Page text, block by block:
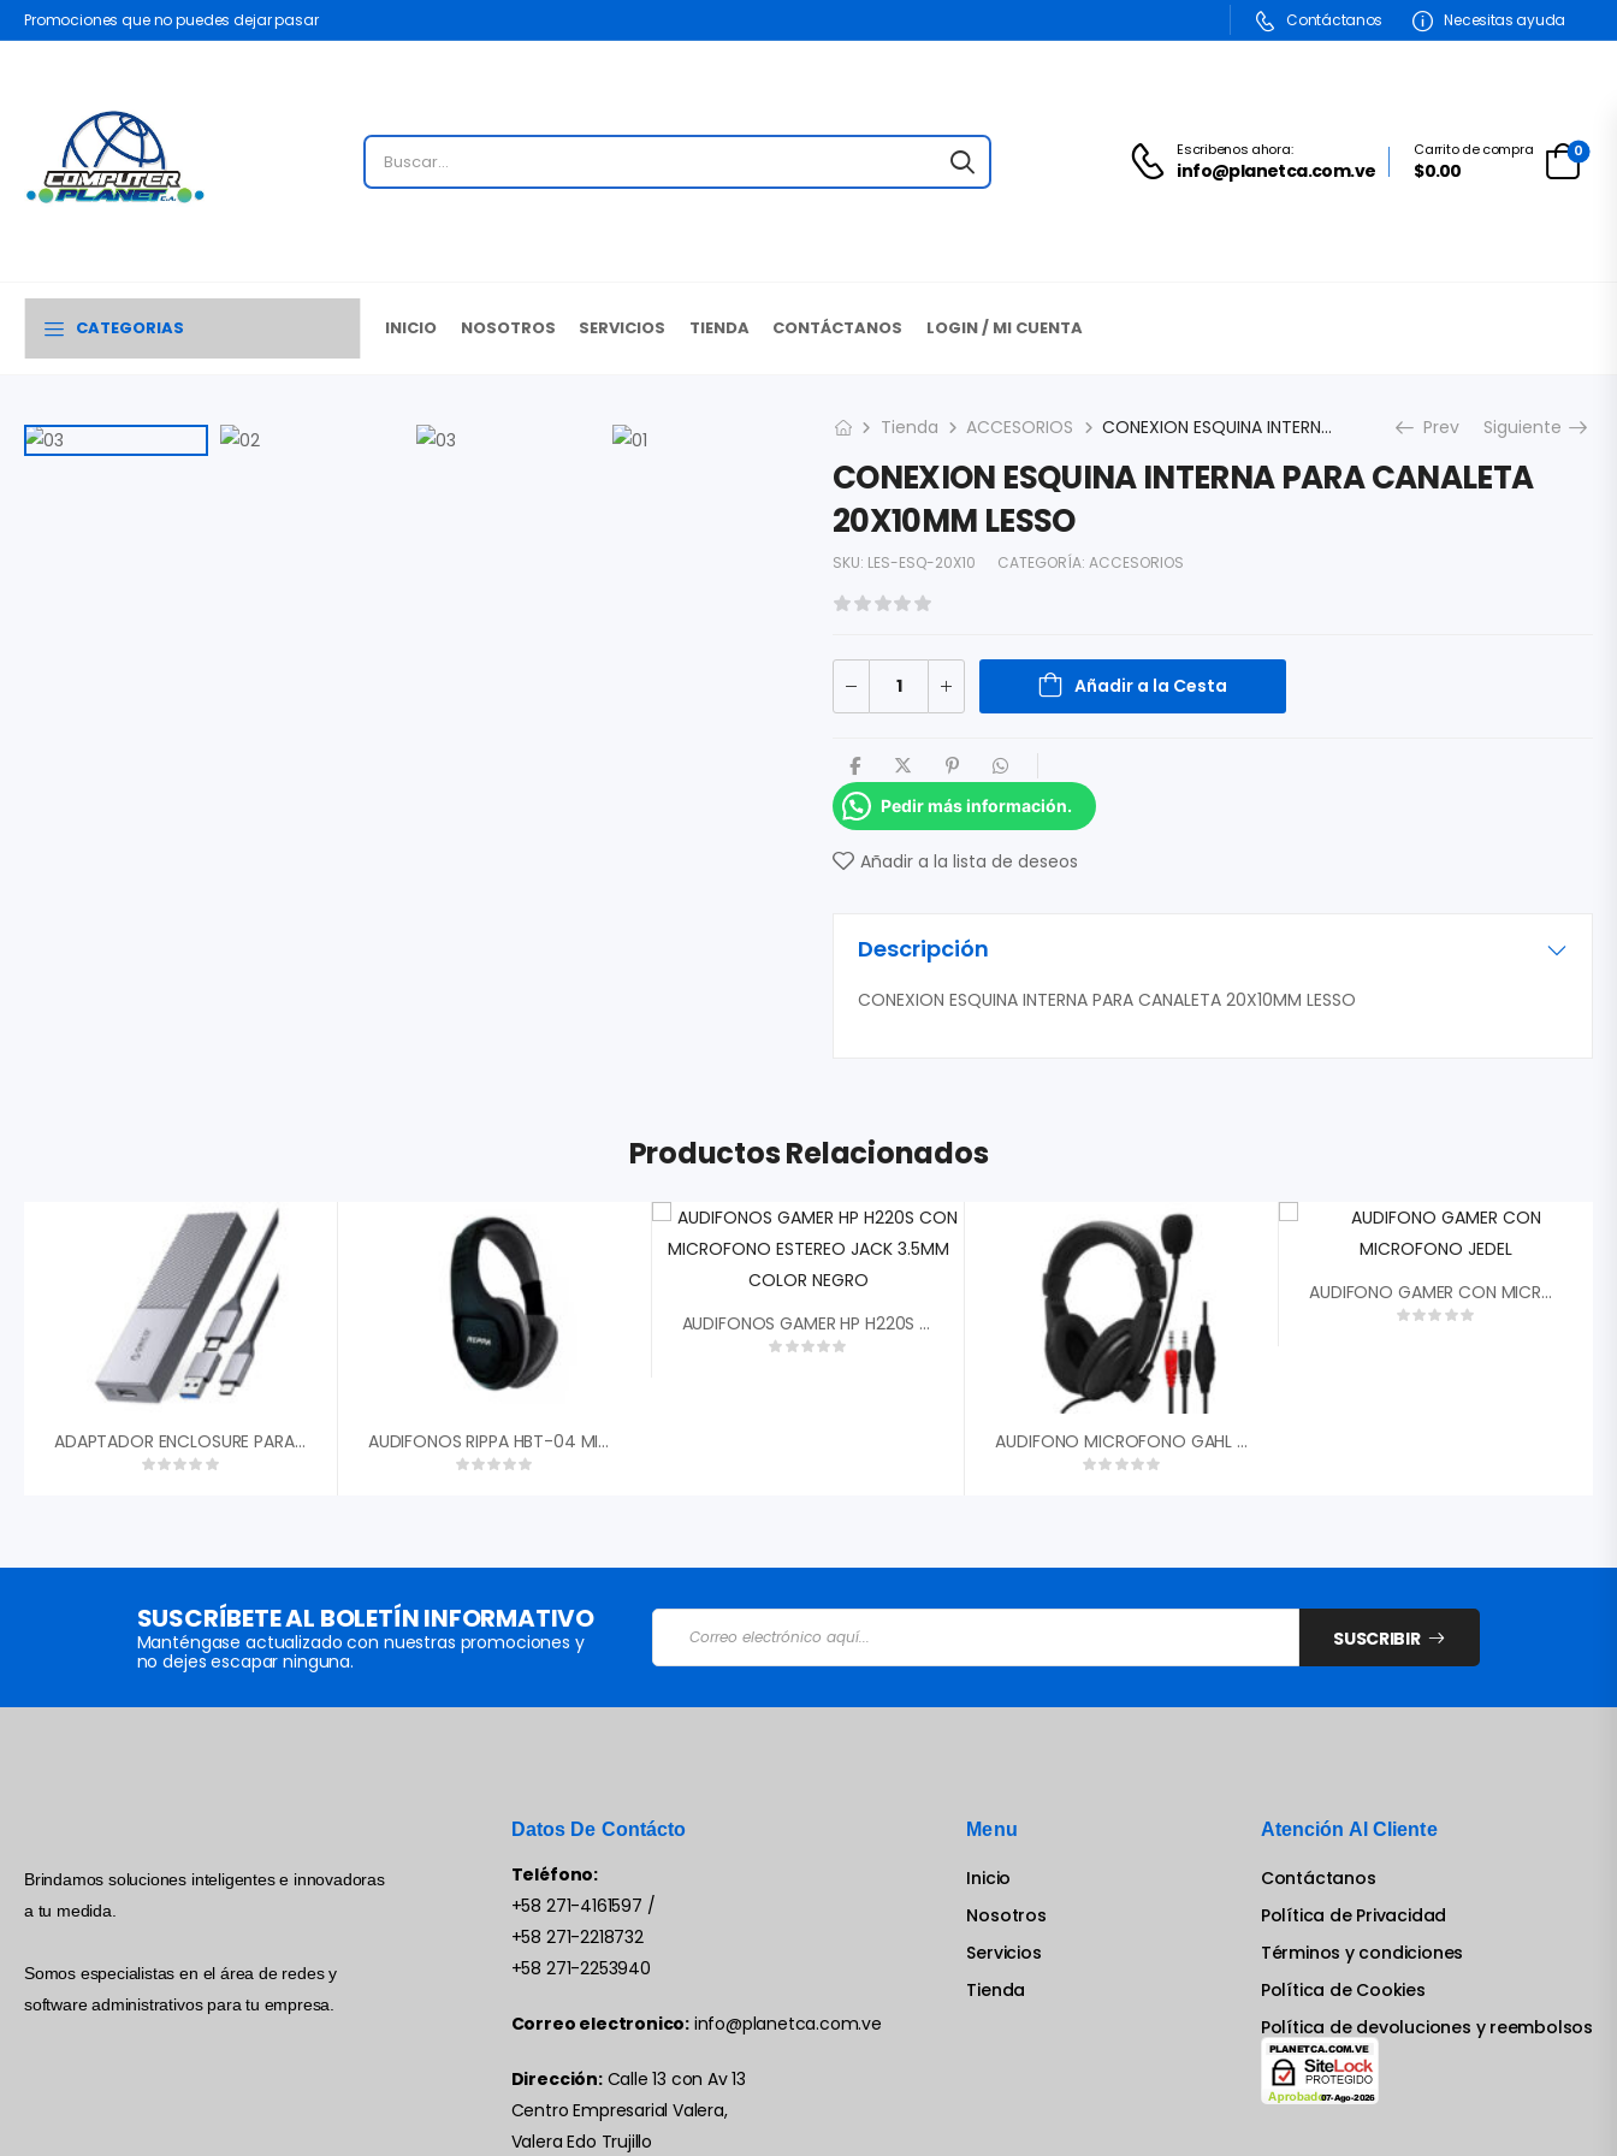
Promociones que no puedes dejar pasar Contáctanos Necesitas ayuda
Escribenos ahora:
info@planetca.com.ve
Carrito de compra
$0.00
0
CATEGORIAS INICIO NOSOTROS SERVICIOS TIENDA CONTÁCTANOS LOGIN / MI CUENTA
Tienda ACCESORIOS CONEXION ESQUINA INTERNA PARA CANALETA 20X10MM LESSO Prev Siguiente
CONEXION ESQUINA INTERNA PARA CANALETA
20X10MM LESSO
SKU: LES-ESQ-20X10 CATEGORÍA: ACCESORIOS
Añadir a la Cesta
Pedir más información.
Añadir a la lista de deseos
Descripción
CONEXION ESQUINA INTERNA PARA CANALETA 20X10MM LESSO
Productos Relacionados
ADAPTADOR ENCLOSURE PARA DISCO M.2 NVME CARCASA DE ALUMINIO USB 3.2 GEN2 Y TIPO C AUDIFONOS RIPPA HBT-04 MICROFONO SD CARD BLUETOOH INALAMBRICO / FM RADIO NEGRO A151013-N
AUDIFONOS GAMER HP H220S CON MICROFONO ESTEREO JACK 3.5MM COLOR NEGRO
AUDIFONO MICROFONO GAHL TECH CONECTOR 3.5MM NEGRO LH-001
AUDIFONO GAMER CON MICROFONO JEDEL
SUSCRÍBETE AL BOLETÍN INFORMATIVO
Manténgase actualizado con nuestras promociones y
no dejes escapar ninguna.
SUSCRIBIR
Brindamos soluciones inteligentes e innovadoras
a tu medida.
Somos especialistas en el área de redes y
software administrativos para tu empresa.
Datos De Contácto
Teléfono:
+58 271-4161597 /
+58 271-2218732
+58 271-2253940
Correo electronico: info@planetca.com.ve
Dirección:Calle 13 con Av 13
Centro Empresarial Valera,
Valera Edo Trujillo
Menu
Inicio
Nosotros
Servicios
Tienda
Atención Al Cliente
Contáctanos
Política de Privacidad
Términos y condiciones
Política de Cookies
Política de devoluciones y reembolsos